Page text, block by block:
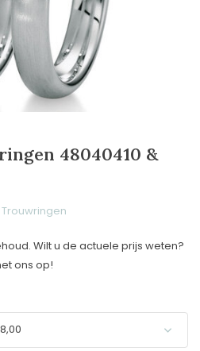
48040410 &
Wilt u de actuele prijs weten?
ons op!